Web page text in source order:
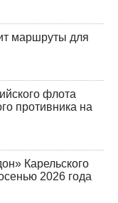
маршруты для
флота
противника на
Карельского
2026 года